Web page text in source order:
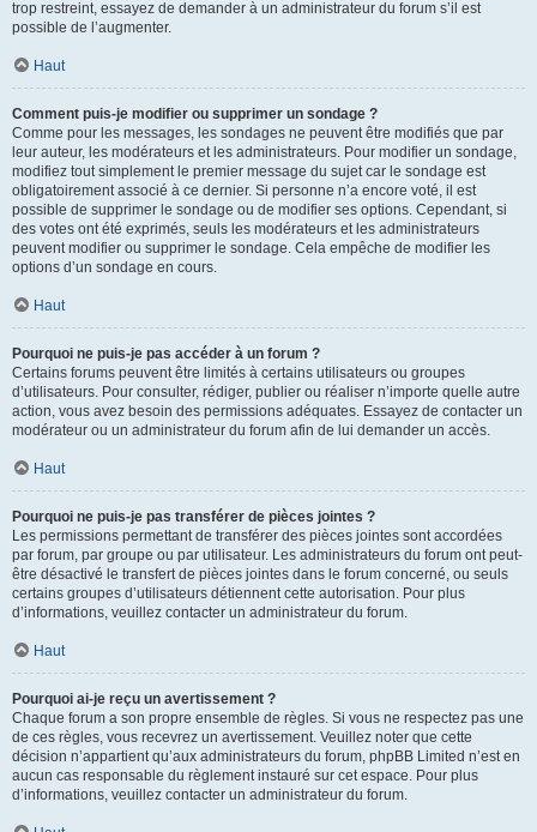
trop restreint, essayez de demander à un administrateur du forum s’il est
possible de l’augmenter.
Haut
Comment puis-je modifier ou supprimer un sondage ?
Comme pour les messages, les sondages ne peuvent être modifiés que par
leur auteur, les modérateurs et les administrateurs. Pour modifier un sondage,
modifiez tout simplement le premier message du sujet car le sondage est
obligatoirement associé à ce dernier. Si personne n’a encore voté, il est
possible de supprimer le sondage ou de modifier ses options. Cependant, si
des votes ont été exprimés, seuls les modérateurs et les administrateurs
peuvent modifier ou supprimer le sondage. Cela empêche de modifier les
options d’un sondage en cours.
Haut
Pourquoi ne puis-je pas accéder à un forum ?
Certains forums peuvent être limités à certains utilisateurs ou groupes
d’utilisateurs. Pour consulter, rédiger, publier ou réaliser n’importe quelle autre
action, vous avez besoin des permissions adéquates. Essayez de contacter un
modérateur ou un administrateur du forum afin de lui demander un accès.
Haut
Pourquoi ne puis-je pas transférer de pièces jointes ?
Les permissions permettant de transférer des pièces jointes sont accordées
par forum, par groupe ou par utilisateur. Les administrateurs du forum ont peut-
être désactivé le transfert de pièces jointes dans le forum concerné, ou seuls
certains groupes d’utilisateurs détiennent cette autorisation. Pour plus
d’informations, veuillez contacter un administrateur du forum.
Haut
Pourquoi ai-je reçu un avertissement ?
Chaque forum a son propre ensemble de règles. Si vous ne respectez pas une
de ces règles, vous recevrez un avertissement. Veuillez noter que cette
décision n’appartient qu’aux administrateurs du forum, phpBB Limited n’est en
aucun cas responsable du règlement instauré sur cet espace. Pour plus
d’informations, veuillez contacter un administrateur du forum.